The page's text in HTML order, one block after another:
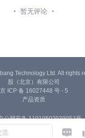
暂无评论
流 
Technology Ltd. All rights
股（北京）有限公司
京 ICP 备 16027448 号 - 5
产品资质
公网安备 11010502039052号